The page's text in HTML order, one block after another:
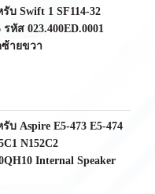
บ Swift 1 SF114-32
หัส 023.400ED.0001
ายขวา
Aspire E5-473 E5-474
N152C2
Internal Speaker